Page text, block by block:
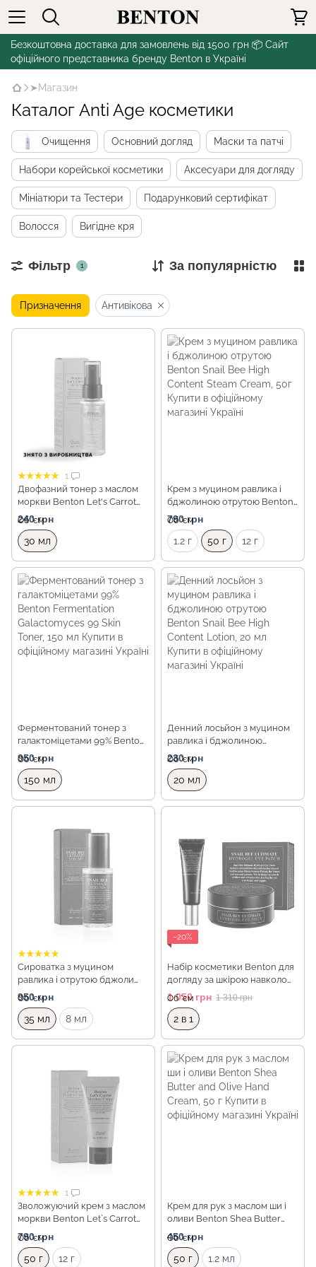
Безкоштовна доставка для замовлень від 1500 грн 📦 Сайт
офіційного представника бренду Benton в Україні
➤Магазин
Каталог Anti Age косметики
Очищення Основний догляд Маски та патчі
Набори корейської косметики Аксесуари для догляду
Мініатюри та Тестери Подарунковий сертифікат
Волосся Вигідне кря
Фільтр 1 За популярністю
Призначення Антивікова
1
Двофазний тонер з маслом
моркви Benton Let's Carrot
Oil Toner, Мініатюра 30 мл
240 грн
Об `єм
30 мл
Крем з муцином равлика і
бджолиною отрутою Benton
Snail Bee High Content Steam
Cream, 50г
790 грн
Об `єм
1.2 г 50 г 12 г
Ферментований тонер з
галактоміцетами 99% Benton
Fermentation Galactomyces
99 Skin Toner, 150 мл
950 грн
Об `єм
150 мл
Денний лосьйон з муцином
равлика і бджолиною
отрутою Benton Snail Bee
High Content Lotion, 20 мл
230 грн
Об `єм
20 мл
Сироватка з муцином
равлика і отрутою бджоли
Benton Snail Bee Ultimate
Serum, 35мл
950 грн
Об `єм
35 мл 8 мл
−20%
Набір косметики Benton для
догляду за шкірою навколо
очей
1 050 грн 1 310 грн
Об `єм
2 в 1
1
Зволожуючий крем з маслом
моркви Benton Let`s Carrot
Moisture Cream, 50 г
790 грн
Об `єм
50 г 12 г
Крем для рук з маслом ши і
оливи Benton Shea Butter
and Olive Hand Cream, 50 г
450 грн
Об `єм
50 г 1.2 мл